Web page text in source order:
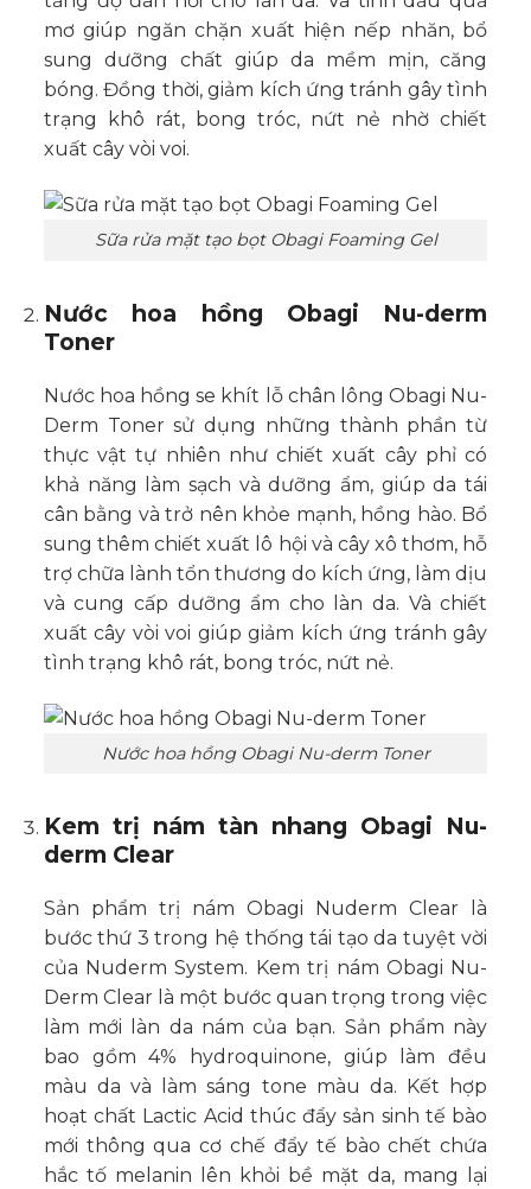
mơ giúp ngăn chặn xuất hiện nếp nhăn, bổ
sung dưỡng chất giúp da mềm mịn, căng
bóng. Đồng thời, giảm kích ứng tránh gây tình
trạng khô rát, bong tróc, nứt nẻ nhờ chiết
xuất cây vòi voi.
Sữa rửa mặt tạo bọt Obagi Foaming Gel
Nước hoa hồng Obagi Nu-derm
Toner
Nước hoa hồng se khít lỗ chân lông Obagi Nu-
Derm Toner sử dụng những thành phần từ
thực vật tự nhiên như chiết xuất cây phỉ có
khả năng làm sạch và dưỡng ẩm, giúp da tái
cân bằng và trở nên khỏe mạnh, hồng hào. Bổ
sung thêm chiết xuất lô hội và cây xô thơm, hỗ
trợ chữa lành tổn thương do kích ứng, làm dịu
và cung cấp dưỡng ẩm cho làn da. Và chiết
xuất cây vòi voi giúp giảm kích ứng tránh gây
tình trạng khô rát, bong tróc, nứt nẻ.
Nước hoa hồng Obagi Nu-derm Toner
Kem trị nám tàn nhang Obagi Nu-
derm Clear
Sản phẩm trị nám Obagi Nuderm Clear là
bước thứ 3 trong hệ thống tái tạo da tuyệt vời
của Nuderm System. Kem trị nám Obagi Nu-
Derm Clear là một bước quan trọng trong việc
làm mới làn da nám của bạn. Sản phẩm này
bao gồm 4% hydroquinone, giúp làm đều
màu da và làm sáng tone màu da. Kết hợp
hoạt chất Lactic Acid thúc đẩy sản sinh tế bào
mới thông qua cơ chế đẩy tế bào chết chứa
hắc tố melanin lên khỏi bề mặt da, mang lại